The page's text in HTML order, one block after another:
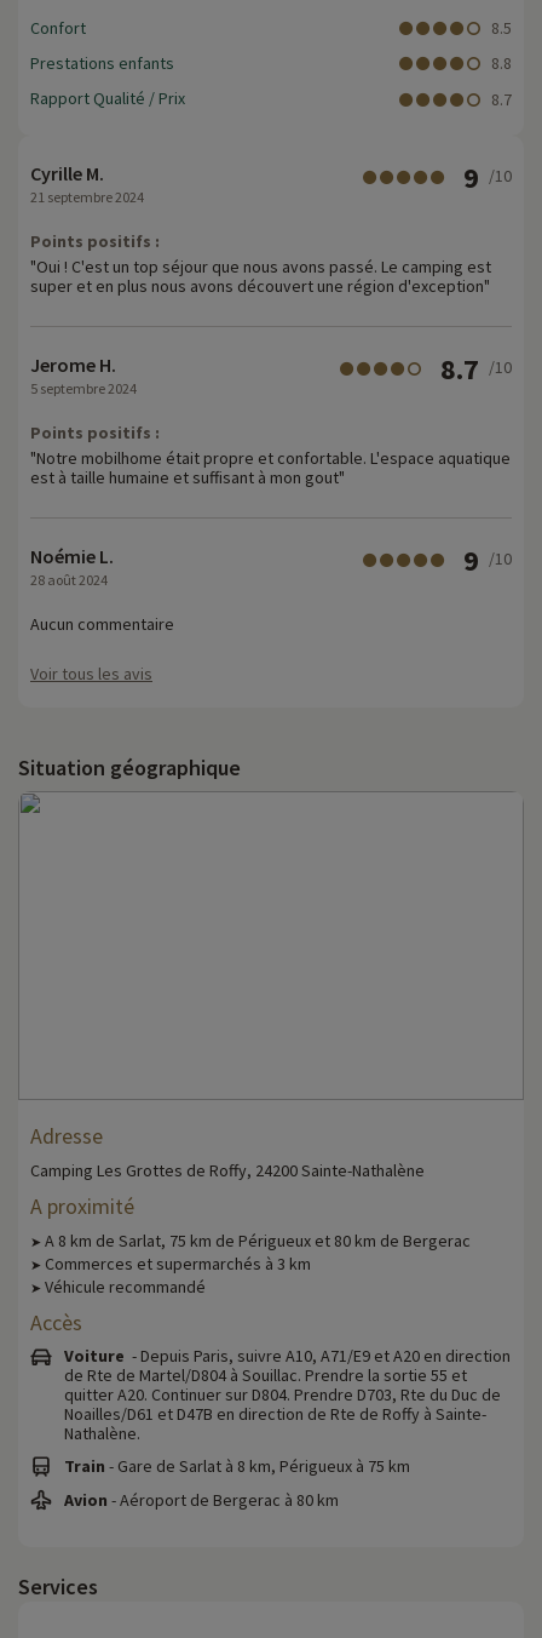
Confort
8.5
Prestations enfants
8.8
Rapport Qualité / Prix
8.7
Cyrille M.
21 septembre 2024
9 /10
Points positifs :
"Oui ! C'est un top séjour que nous avons passé. Le camping est
super et en plus nous avons découvert une région d'exception"
Jerome H.
5 septembre 2024
8.7 /10
Points positifs :
"Notre mobilhome était propre et confortable. L'espace aquatique
est à taille humaine et suffisant à mon gout"
Noémie L.
28 août 2024
9 /10
Aucun commentaire
Voir tous les avis
Situation géographique
Adresse
Camping Les Grottes de Roffy, 24200 Sainte-Nathalène
A proximité
➤ A 8 km de Sarlat, 75 km de Périgueux et 80 km de Bergerac
➤ Commerces et supermarchés à 3 km
➤ Véhicule recommandé
Accès
Voiture - Depuis Paris, suivre A10, A71/E9 et A20 en direction
de Rte de Martel/D804 à Souillac. Prendre la sortie 55 et
quitter A20. Continuer sur D804. Prendre D703, Rte du Duc de
Noailles/D61 et D47B en direction de Rte de Roffy à Sainte-
Nathalène.
Train - Gare de Sarlat à 8 km, Périgueux à 75 km
Avion - Aéroport de Bergerac à 80 km
Services